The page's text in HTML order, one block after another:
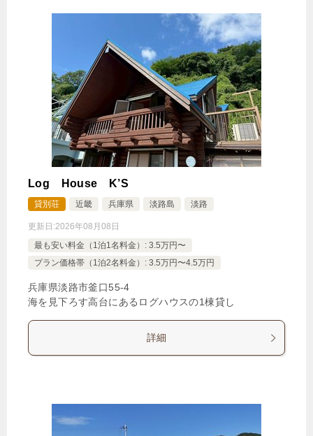
Log House K’S
貸別荘 近畿 兵庫県 淡路島 淡路
更新日:2026年08月08日
最も安い料金（1泊1名料金）: 3.5万円〜
プラン価格帯（1泊2名料金）: 3.5万円〜4.5万円
兵庫県淡路市釜口55‐4
海を見下ろす高台にあるログハウスの1棟貸し
詳細